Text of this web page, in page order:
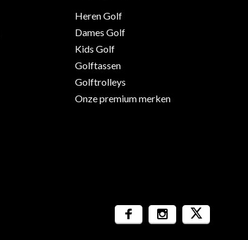
Heren Golf
Dames Golf
Kids Golf
Golftassen
Golftrolleys
Onze premium merken